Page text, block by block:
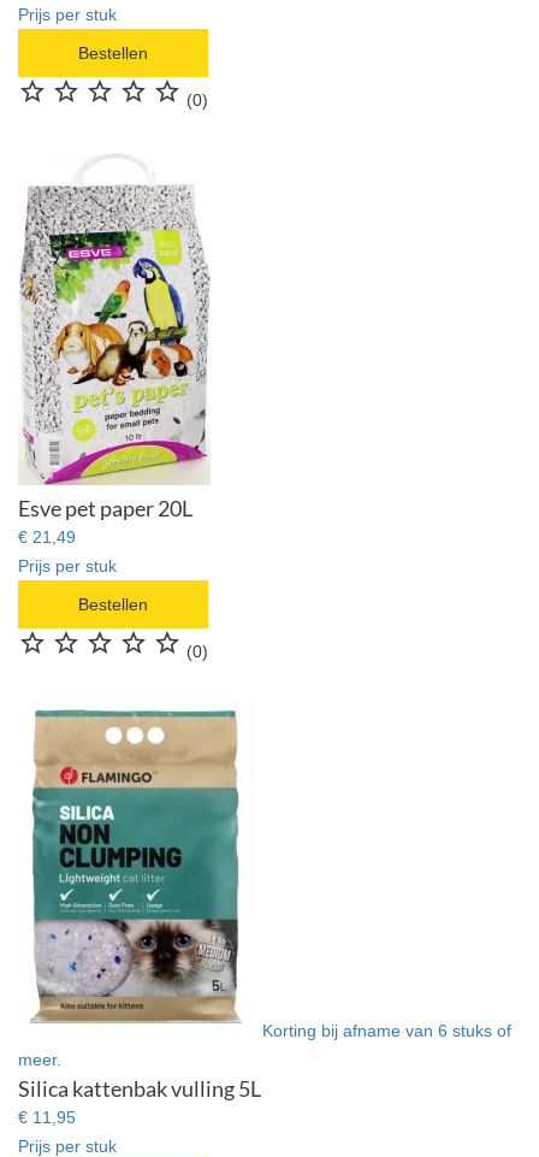
Prijs per stuk
Bestellen
     (0)
Esve pet paper 20L
€ 21,49
Prijs per stuk
Bestellen
     (0)
Korting bij afname van 6 stuks of
meer.
Silica kattenbak vulling 5L
€ 11,95
Prijs per stuk